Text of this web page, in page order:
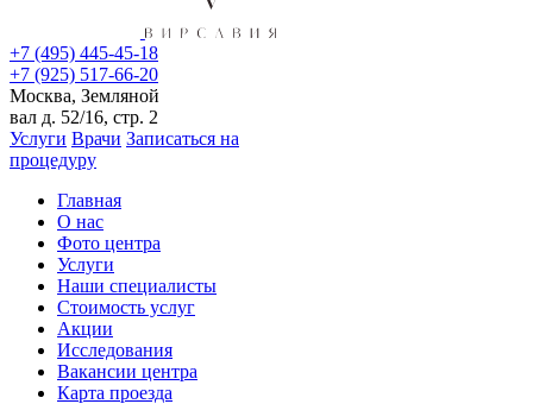
+7 (495) 445-45-18
+7 (925) 517-66-20
Москва, Земляной
вал д. 52/16, стр. 2
Услуги Врачи Записаться на
процедуру
Главная
О нас
Фото центра
Услуги
Наши специалисты
Стоимость услуг
Акции
Исследования
Вакансии центра
Карта проезда